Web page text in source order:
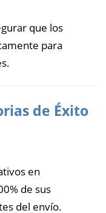
que los
para
de Éxito
en
de sus
del envío.